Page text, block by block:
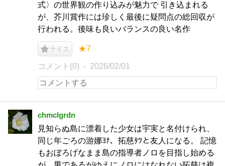
式〉の世界観の作り込みが魅力で 引き込まれる
が、芥川賞作には珍しく最後に疑問点の総回収が
行われる。後味も良いバランスの良い名作
ナイス ★7
コメント(0) 2026/02/01
chmclgrdn
見知らぬ島に漂着した少女は宇実と名付けられ、
同じ年ごろの游娜ﾖﾅ、拓慈ﾀﾂと友人になる。 記憶
もおぼろげなまま島の指導者ノロを目指し始める